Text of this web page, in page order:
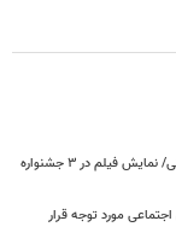
نامزدی بهترین فیلم و بازیگری «دوچرخه آبی» در ۲ جشنواره جهانی/ نمایش فیلم در ۳ جشنواره
مورد توجه قرار